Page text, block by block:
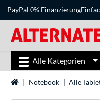
PayPal 0% Finanzierung
Alle Kategorien
StartseiteNotebook Alle